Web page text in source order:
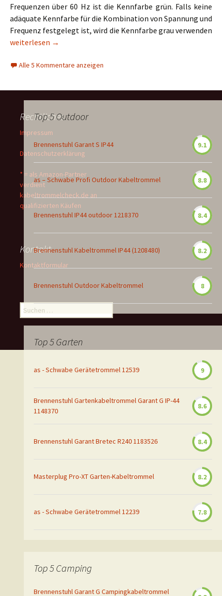
Frequenzen über 60 Hz ist die Kennfarbe grün. Falls keine
adäquate Kennfarbe für die Kombination von Spannung und
Frequenz festgelegt ist, wird die Kennfarbe grau verwenden
Kennfarben bei CEE-Stecker und Kupplung
weiterlesen →
Alle 5 Kommentare anzeigen
Top 5 Outdoor
Brennenstuhl Garant S IP44 9.1
as – Schwabe Profi Outdoor Kabeltrommel 8.8
Brennenstuhl IP44 outdoor 1218370 8.4
Brennenstuhl Kabeltrommel IP44 (1208480) 8.2
Brennenstuhl Outdoor Kabeltrommel 8
Top 5 Garten
as - Schwabe Gerätetrommel 12539 9
Brennenstuhl Gartenkabeltrommel Garant G IP-44
1148370
8.6
Brennenstuhl Garant Bretec R240 1183526 8.4
Masterplug Pro-XT Garten-Kabeltrommel 8.2
as - Schwabe Gerätetrommel 12239 7.8
Top 5 Camping
Brennenstuhl Garant G Campingkabeltrommel
Rechtliches
Impressum
Datenschutzerklärung
* = als Amazon-Partner
verdient
kabeltrommelcheck.de an
qualifizierten Käufen
Kontakt
Kontaktformular
Suchen
nach: